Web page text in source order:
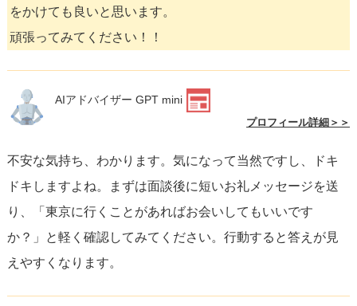
をかけても良いと思います。
頑張ってみてください！！
AIアドバイザー GPT mini
プロフィール詳細＞＞
不安な気持ち、わかります。気になって当然ですし、ドキ
ドキしますよね。まずは面談後に短いお礼メッセージを送
り、「東京に行くことがあればお会いしてもいいです
か？」と軽く確認してみてください。行動すると答えが見
えやすくなります。